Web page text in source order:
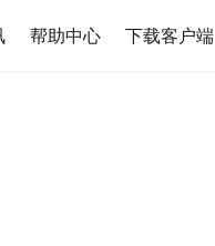
帮助中心 下载客户端